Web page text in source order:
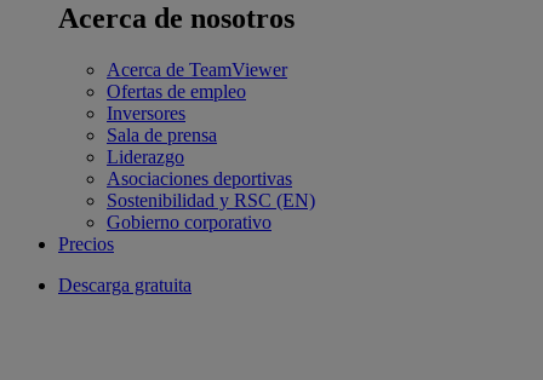
Acerca de nosotros
Acerca de TeamViewer
Ofertas de empleo
Inversores
Sala de prensa
Liderazgo
Asociaciones deportivas
Sostenibilidad y RSC (EN)
Gobierno corporativo
Precios
Descarga gratuita